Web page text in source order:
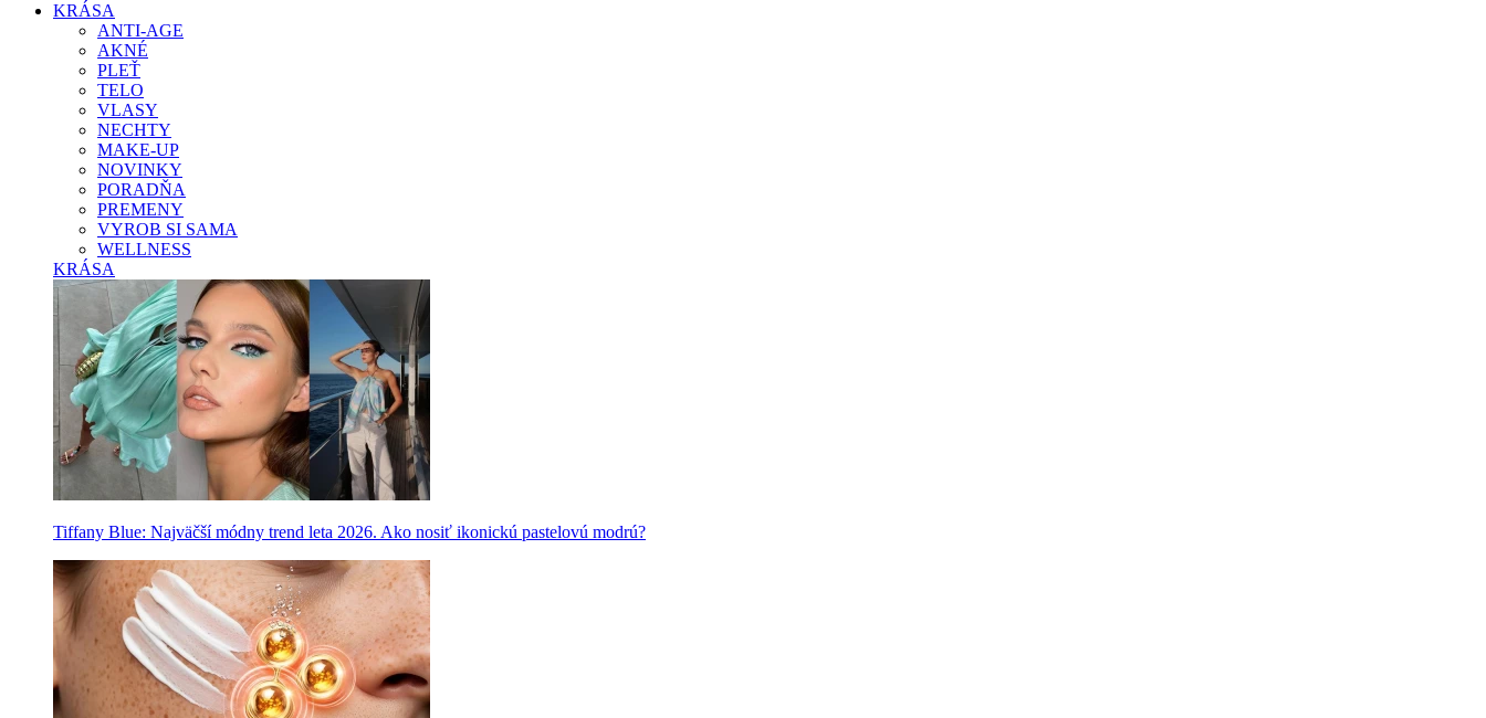
KRÁSA
ANTI-AGE
AKNÉ
PLEŤ
TELO
VLASY
NECHTY
MAKE-UP
NOVINKY
PORADŇA
PREMENY
VYROB SI SAMA
WELLNESS
KRÁSA
Tiffany Blue: Najväčší módny trend leta 2026. Ako nosiť ikonickú pastelovú modrú?